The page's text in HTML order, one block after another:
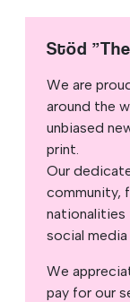
Stöd
We are
around the
unbiased
print.
Our
community,
nationalities
social
We
pay for our